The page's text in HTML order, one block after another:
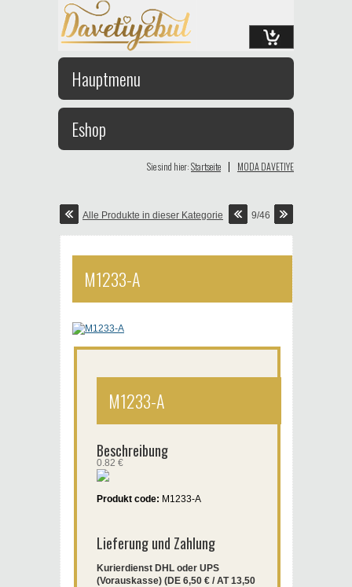
Hauptmenu
Eshop
Sie sind hier:Startseite | MODA DAVETIYE
Alle Produkte in dieser Kategorie 9/46
M1233-A
M1233-A
Beschreibung
0.82 €
Produkt code: M1233-A
Lieferung und Zahlung
Kurierdienst DHL oder UPS
(Vorauskasse) (DE 6,50 € / AT 13,50